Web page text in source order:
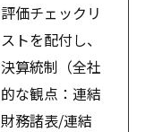
評価チェックリ
ストを配付し、
決算統制（全社
的な観点：連結
財務諸表/連結